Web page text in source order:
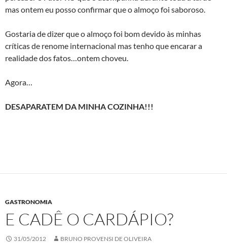
mas ontem eu posso confirmar que o almoço foi saboroso.
Gostaria de dizer que o almoço foi bom devido às minhas
críticas de renome internacional mas tenho que encarar a
realidade dos fatos…ontem choveu.
Agora…
DESAPARATEM DA MINHA COZINHA!!!
GASTRONOMIA
E CADÊ O CARDÁPIO?
31/05/2012 BRUNO PROVENSI DE OLIVEIRA